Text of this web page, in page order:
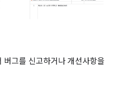
버그를 신고하거나 개선사항을